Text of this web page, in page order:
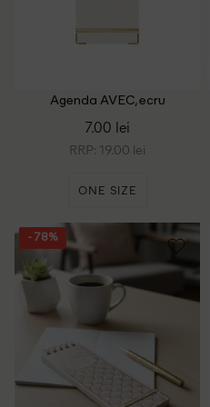
Agenda AVEC, ecru
7.00 lei
RRP: 19.00 lei
ONE SIZE
- 78%